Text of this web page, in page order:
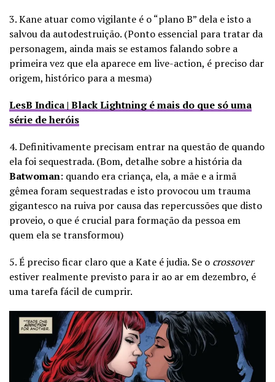
3. Kane atuar como vigilante é o “plano B” dela e isto a
salvou da autodestruição. (Ponto essencial para tratar da
personagem, ainda mais se estamos falando sobre a
primeira vez que ela aparece em live-action, é preciso dar
origem, histórico para a mesma)
LesB Indica | Black Lightning é mais do que só uma
série de heróis
4. Definitivamente precisam entrar na questão de quando
ela foi sequestrada. (Bom, detalhe sobre a história da
Batwoman: quando era criança, ela, a mãe e a irmã
gêmea foram sequestradas e isto provocou um trauma
gigantesco na ruiva por causa das repercussões que disto
proveio, o que é crucial para formação da pessoa em
quem ela se transformou)
5. É preciso ficar claro que a Kate é judia. Se o crossover
estiver realmente previsto para ir ao ar em dezembro, é
uma tarefa fácil de cumprir.